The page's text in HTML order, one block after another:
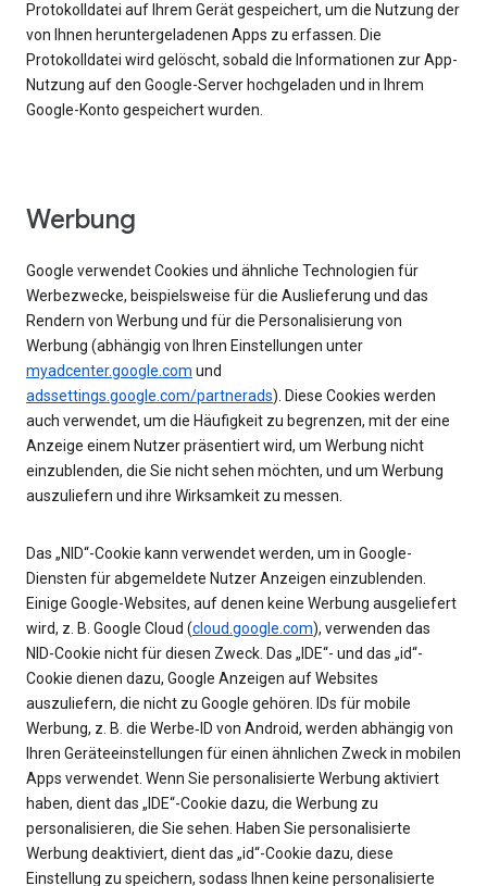
Protokolldatei auf Ihrem Gerät gespeichert, um die Nutzung der
von Ihnen heruntergeladenen Apps zu erfassen. Die
Protokolldatei wird gelöscht, sobald die Informationen zur App-
Nutzung auf den Google-Server hochgeladen und in Ihrem
Google-Konto gespeichert wurden.
Werbung
Google verwendet Cookies und ähnliche Technologien für
Werbezwecke, beispielsweise für die Auslieferung und das
Rendern von Werbung und für die Personalisierung von
Werbung (abhängig von Ihren Einstellungen unter
myadcenter.google.com und
adssettings.google.com/partnerads). Diese Cookies werden
auch verwendet, um die Häufigkeit zu begrenzen, mit der eine
Anzeige einem Nutzer präsentiert wird, um Werbung nicht
einzublenden, die Sie nicht sehen möchten, und um Werbung
auszuliefern und ihre Wirksamkeit zu messen.
Das „NID“-Cookie kann verwendet werden, um in Google-
Diensten für abgemeldete Nutzer Anzeigen einzublenden.
Einige Google-Websites, auf denen keine Werbung ausgeliefert
wird, z. B. Google Cloud (cloud.google.com), verwenden das
NID-Cookie nicht für diesen Zweck. Das „IDE“- und das „id“-
Cookie dienen dazu, Google Anzeigen auf Websites
auszuliefern, die nicht zu Google gehören. IDs für mobile
Werbung, z. B. die Werbe‑ID von Android, werden abhängig von
Ihren Geräteeinstellungen für einen ähnlichen Zweck in mobilen
Apps verwendet. Wenn Sie personalisierte Werbung aktiviert
haben, dient das „IDE“-Cookie dazu, die Werbung zu
personalisieren, die Sie sehen. Haben Sie personalisierte
Werbung deaktiviert, dient das „id“-Cookie dazu, diese
Einstellung zu speichern, sodass Ihnen keine personalisierte